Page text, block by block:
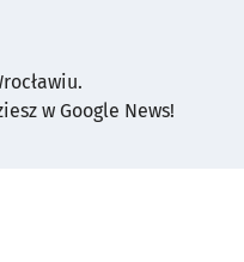
w Google News!